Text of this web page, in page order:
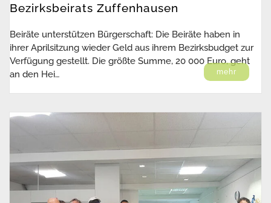
Bezirksbeirats Zuffenhausen
Beiräte unterstützen Bürgerschaft: Die Beiräte haben in
ihrer Aprilsitzung wieder Geld aus ihrem Bezirksbudget zur
Verfügung gestellt. Die größte Summe, 20 000 Euro, geht
an den Hei…
mehr